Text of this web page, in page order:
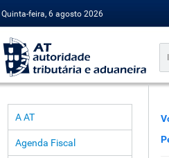
Quinta-feira, 6 agosto 2026
A AT
Agenda Fiscal